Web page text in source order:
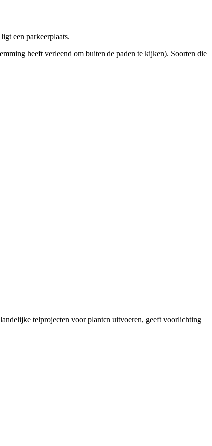
een parkeerplaats.
heeft verleend om buiten de paden te kijken). Soorten die
telprojecten voor planten uitvoeren, geeft voorlichting